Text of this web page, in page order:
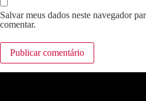
Salvar meus dados neste navegador
comentar.